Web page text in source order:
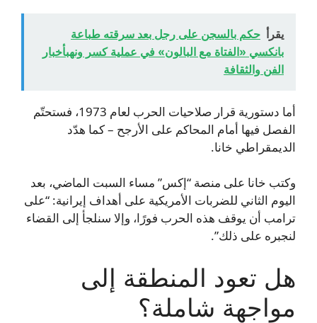
يقرأ حكم بالسجن على رجل بعد سرقته طباعة
بانكسي «الفتاة مع البالون» في عملية كسر ونهبأخبار
الفن والثقافة
أما دستورية قرار صلاحيات الحرب لعام 1973، فستحتّم
الفصل فيها أمام المحاكم على الأرجح – كما هدّد
الديمقراطي خانا.
وكتب خانا على منصة “إكس” مساء السبت الماضي، بعد
اليوم الثاني للضربات الأمريكية على أهداف إيرانية: “على
ترامب أن يوقف هذه الحرب فورًا، وإلا سنلجأ إلى القضاء
لنجبره على ذلك”.
هل تعود المنطقة إلى
مواجهة شاملة؟